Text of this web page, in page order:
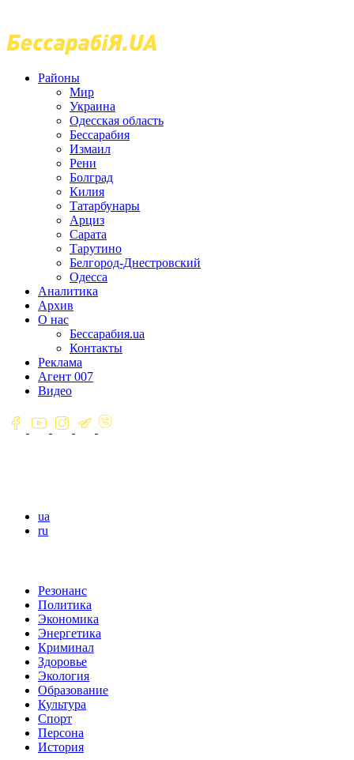
Районы
Мир
Украина
Одесская область
Бессарабия
Измаил
Рени
Болград
Килия
Татарбунары
Арциз
Сарата
Тарутино
Белгород-Днестровский
Одесса
Аналитика
Архив
О нас
Бессарабия.ua
Контакты
Реклама
Агент 007
Видео
ua
ru
Резонанс
Политика
Экономика
Энергетика
Криминал
Здоровье
Экология
Образование
Культура
Спорт
Персона
История